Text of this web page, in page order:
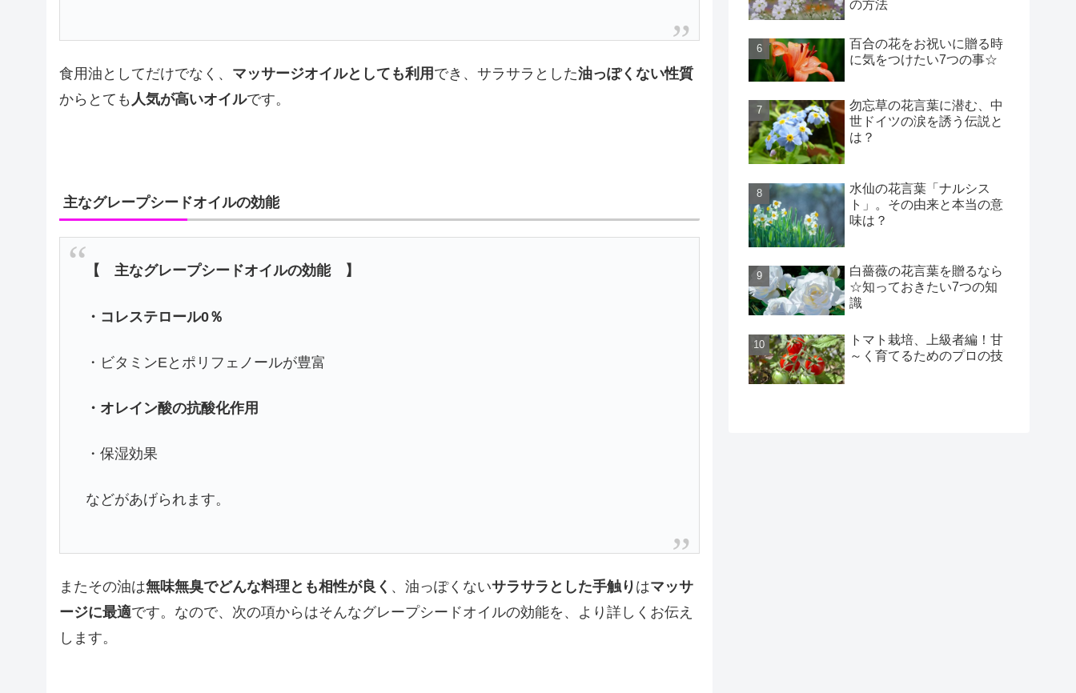
食用油としてだけでなく、 マッサージオイルとしても利用 でき、サラサラとした油っぽくない性質
からとても 人気が高いオイルです。
主なグレープシードオイルの効能
【 主なグレープシードオイルの効能 】
・コレステロール0％
・ビタミンEとポリフェノールが豊富
・オレイン酸の抗酸化作用
・保湿効果
などがあげられます。
またその油は無味無臭でどんな料理とも相性が良く 、油っぽくないサラサラとした手触り はマッサ
ージに最適です。なので、次の項からはそんなグレープシードオイルの効能を、より詳しくお伝え
します。
の方法
百合の花をお祝いに贈る時
に気をつけたい7つの事☆
勿忘草の花言葉に潜む、中
世ドイツの涙を誘う伝説と
は？
水仙の花言葉「ナルシス
ト」。その由来と本当の意
味は？
白薔薇の花言葉を贈るなら
☆知っておきたい7つの知
識
トマト栽培、上級者編！甘
～く育てるためのプロの技